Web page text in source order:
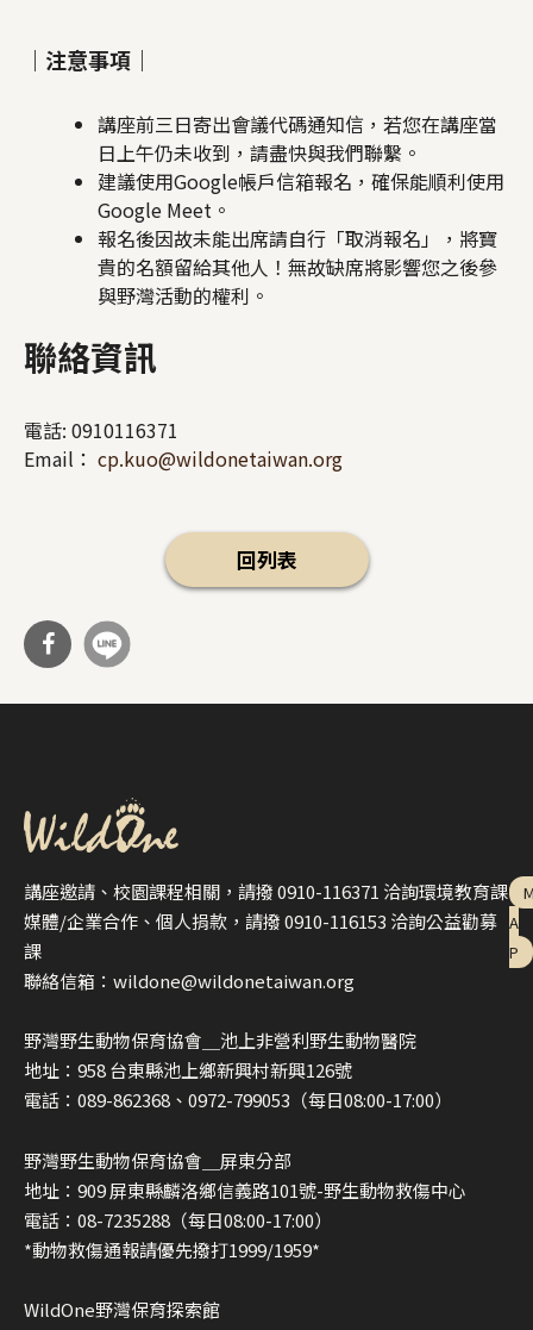
｜注意事項｜
講座前三日寄出會議代碼通知信，若您在講座當
日上午仍未收到，請盡快與我們聯繫。
建議使用Google帳戶信箱報名，確保能順利使用
Google Meet。
報名後因故未能出席請自行「取消報名」，將寶
貴的名額留給其他人！無故缺席將影響您之後參
與野灣活動的權利。
聯絡資訊
電話: 0910116371
Email： cp.kuo@wildonetaiwan.org
回列表
ok
講座邀請、校園課程相關，請撥 0910-116371 洽詢環境教育課
媒體/企業合作、個人捐款，請撥 0910-116153 洽詢公益勸募
課
聯絡信箱：wildone@wildonetaiwan.org
野灣野生動物保育協會＿池上非營利野生動物醫院
地址：958 台東縣池上鄉新興村新興126號
電話：089-862368、0972-799053（每日08:00-17:00）
野灣野生動物保育協會＿屏東分部
地址：909 屏東縣麟洛鄉信義路101號-野生動物救傷中心
電話：08-7235288（每日08:00-17:00）
*動物救傷通報請優先撥打1999/1959*
WildOne野灣保育探索館
A
P